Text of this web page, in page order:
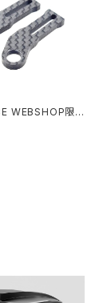
WEBSHOP限
HRP-ZX-BD10
リアポストボ
ングエクステンシ
Yokomo BD10L